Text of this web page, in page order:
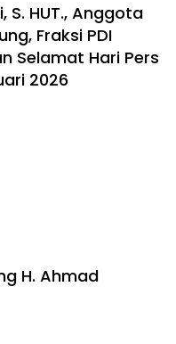
S. HUT., Anggota
Fraksi PDI
Selamat Hari Pers
2026
H. Ahmad